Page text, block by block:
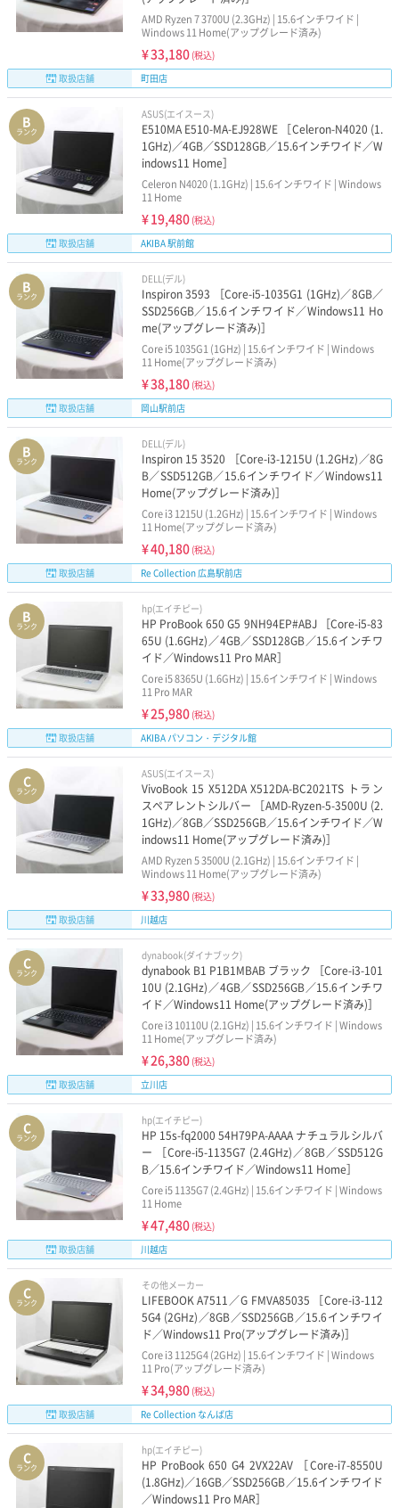
AMD Ryzen 7 3700U (2.3GHz) | 15.6インチワイド |
Windows 11 Home(アップグレード済み)
¥33,180 (税込)
取扱店舗
町田店
B
ランク
ASUS(エイスース)
E510MA E510-MA-EJ928WE ［Celeron-N4020 (1.
1GHz)／4GB／SSD128GB／15.6インチワイド／W
indows11 Home］
Celeron N4020 (1.1GHz) | 15.6インチワイド | Windows
11 Home
¥19,480 (税込)
取扱店舗
AKIBA 駅前館
B
ランク
DELL(デル)
Inspiron 3593 ［Core-i5-1035G1 (1GHz)／8GB／
SSD256GB／15.6インチワイド／Windows11 Ho
me(アップグレード済み)］
Core i5 1035G1 (1GHz) | 15.6インチワイド | Windows
11 Home(アップグレード済み)
¥38,180 (税込)
取扱店舗
岡山駅前店
B
ランク
DELL(デル)
Inspiron 15 3520 ［Core-i3-1215U (1.2GHz)／8G
B／SSD512GB／15.6インチワイド／Windows11
Home(アップグレード済み)］
Core i3 1215U (1.2GHz) | 15.6インチワイド | Windows
11 Home(アップグレード済み)
¥40,180 (税込)
取扱店舗
Re Collection 広島駅前店
B
ランク
hp(エイチピー)
HP ProBook 650 G5 9NH94EP#ABJ ［Core-i5-83
65U (1.6GHz)／4GB／SSD128GB／15.6インチワ
イド／Windows11 Pro MAR］
Core i5 8365U (1.6GHz) | 15.6インチワイド | Windows
11 Pro MAR
¥25,980 (税込)
取扱店舗
AKIBA パソコン・デジタル館
C
ランク
ASUS(エイスース)
VivoBook 15 X512DA X512DA-BC2021TS トラン
スペアレントシルバー ［AMD-Ryzen-5-3500U (2.
1GHz)／8GB／SSD256GB／15.6インチワイド／W
indows11 Home(アップグレード済み)］
AMD Ryzen 5 3500U (2.1GHz) | 15.6インチワイド |
Windows 11 Home(アップグレード済み)
¥33,980 (税込)
取扱店舗
川越店
C
ランク
dynabook(ダイナブック)
dynabook B1 P1B1MBAB ブラック ［Core-i3-101
10U (2.1GHz)／4GB／SSD256GB／15.6インチワ
イド／Windows11 Home(アップグレード済み)］
Core i3 10110U (2.1GHz) | 15.6インチワイド | Windows
11 Home(アップグレード済み)
¥26,380 (税込)
取扱店舗
立川店
C
ランク
hp(エイチピー)
HP 15s-fq2000 54H79PA-AAAA ナチュラルシルバ
ー ［Core-i5-1135G7 (2.4GHz)／8GB／SSD512G
B／15.6インチワイド／Windows11 Home］
Core i5 1135G7 (2.4GHz) | 15.6インチワイド | Windows
11 Home
¥47,480 (税込)
取扱店舗
川越店
C
ランク
その他メーカー
LIFEBOOK A7511／G FMVA85035 ［Core-i3-112
5G4 (2GHz)／8GB／SSD256GB／15.6インチワイ
ド／Windows11 Pro(アップグレード済み)］
Core i3 1125G4 (2GHz) | 15.6インチワイド | Windows
11 Pro(アップグレード済み)
¥34,980 (税込)
取扱店舗
Re Collection なんば店
C
ランク
hp(エイチピー)
HP ProBook 650 G4 2VX22AV ［Core-i7-8550U
(1.8GHz)／16GB／SSD256GB／15.6インチワイド
／Windows11 Pro MAR］